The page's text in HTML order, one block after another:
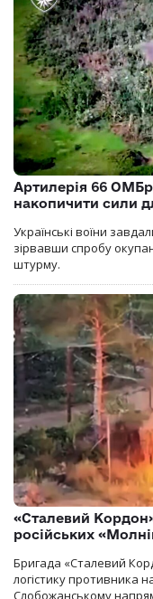
Артилерія 66 ОМБр
накопичити сили
Українські воїни
зірвавши спробу
штурму.
«Сталевий
російських
Бригада «Сталевий
логістику противника
Слобожанському